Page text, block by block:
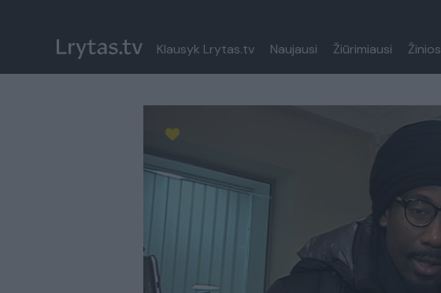
Klausyk Lrytas.tv Naujausi Žiūrimiausi Žinios